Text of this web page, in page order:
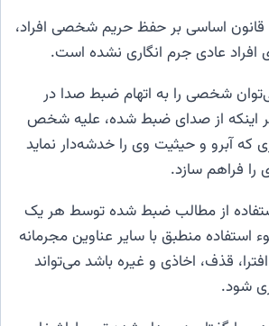
قانون اساسی بر حفظ حریم شخصی افراد،
عادی جرم انگاری نشده است.
شخصی را به اتهام ضبط صدا در
اینکه از صدای ضبط شده، علیه شخص
که آبرو و حیثیت وی را خدشه‌دار نماید
را فراهم سازد.
از مطالب ضبط شده توسط هر یک
استفاده منطبق با سایر عناوین مجرمانه
قذف، اخاذی و غیره باشد می‌تواند
شود.